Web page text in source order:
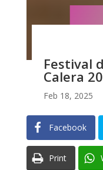
Festival
Calera
Feb 18, 2025
Facebook
Print